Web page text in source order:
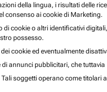
della lingua, i risultati delle
consenso ai cookie di Marketing.
cookie o altri identificativi
possesso.
cookie ed eventualmente
annunci pubblicitari, che
soggetti operano come